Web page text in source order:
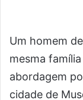
Um homem
mesma
abordagem
cidade de